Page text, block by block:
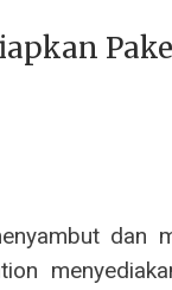
dan